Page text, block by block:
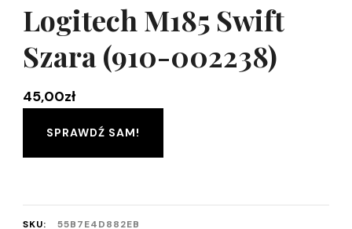
Logitech M185 Swift
Szara (910-002238)
45,00zł
SPRAWDŹ SAM!
SKU:
55B7E4D882EB